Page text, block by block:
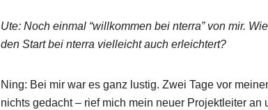
Ute: Noch einmal “willkommen bei nterra” von mir.
den Start bei nterra vielleicht auch erleichtert?
Ning: Bei mir war es ganz lustig. Zwei Tage vor
nichts gedacht – rief mich mein neuer Projektleiter an